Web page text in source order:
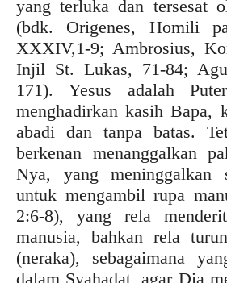
yang terluka dan tersesat
(bdk. Origenes, Homili
XXXIV,1-9; Ambrosius,
Injil St. Lukas, 71-84;
171). Yesus adalah
menghadirkan kasih Bapa,
abadi dan tanpa batas.
berkenan menanggalkan
Nya, yang meninggalkan
untuk mengambil rupa
2:6-8), yang rela
manusia, bahkan rela
(neraka), sebagaimana
dalam Syahadat, agar Dia